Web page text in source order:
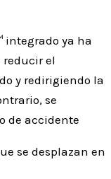
integrado ya ha
el
y redirigiendo la
se
de accidente
se desplazan en